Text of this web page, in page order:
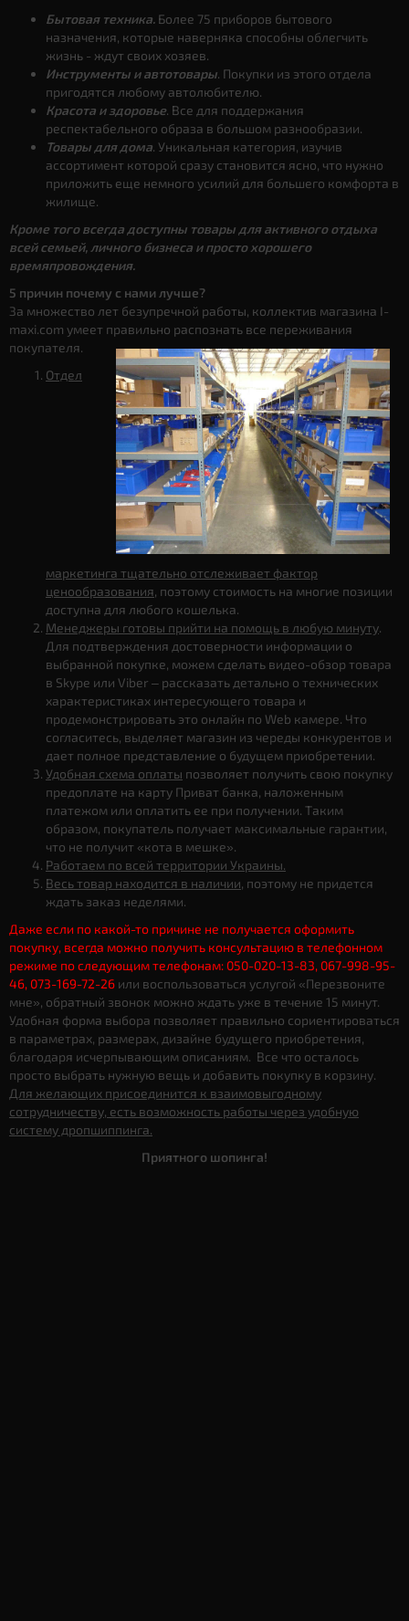
Бытовая техника. Более 75 приборов бытового
назначения, которые наверняка способны облегчить
жизнь - ждут своих хозяев.
Инструменты и автотовары. Покупки из этого отдела
пригодятся любому автолюбителю.
Красота и здоровье. Все для поддержания
респектабельного образа в большом разнообразии.
Товары для дома. Уникальная категория, изучив
ассортимент которой сразу становится ясно, что нужно
приложить еще немного усилий для большего комфорта в
жилище.
Кроме того всегда доступны товары для активного отдыха
всей семьей, личного бизнеса и просто хорошего
времяпровождения.
5 причин почему с нами лучше?
За множество лет безупречной работы, коллектив магазина I-
maxi.com умеет правильно распознать все переживания
покупателя.
Отдел
маркетинга тщательно отслеживает фактор
ценообразования, поэтому стоимость на многие позиции
доступна для любого кошелька.
Менеджеры готовы прийти на помощь в любую минуту.
Для подтверждения достоверности информации о
выбранной покупке, можем сделать видео-обзор товара
в Skype или Viber – рассказать детально о технических
характеристиках интересующего товара и
продемонстрировать это онлайн по Web камере. Что
согласитесь, выделяет магазин из череды конкурентов и
дает полное представление о будущем приобретении.
Удобная схема оплаты позволяет получить свою покупку
предоплате на карту Приват банка, наложенным
платежом или оплатить ее при получении. Таким
образом, покупатель получает максимальные гарантии,
что не получит «кота в мешке».
Работаем по всей территории Украины.
Весь товар находится в наличии, поэтому не придется
ждать заказ неделями.
Даже если по какой-то причине не получается оформить
покупку, всегда можно получить консультацию в телефонном
режиме по следующим телефонам: 050-020-13-83, 067-998-95-
46, 073-169-72-26 или воспользоваться услугой «Перезвоните
мне», обратный звонок можно ждать уже в течение 15 минут.
Удобная форма выбора позволяет правильно сориентироваться
в параметрах, размерах, дизайне будущего приобретения,
благодаря исчерпывающим описаниям. Все что осталось
просто выбрать нужную вещь и добавить покупку в корзину.
Для желающих присоединится к взаимовыгодному
сотрудничеству, есть возможность работы через удобную
систему дропшиппинга.
Приятного шопинга!